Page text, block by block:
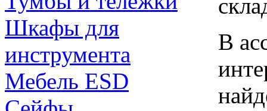
Шкафы для
инструмента
Мебель ESD
В